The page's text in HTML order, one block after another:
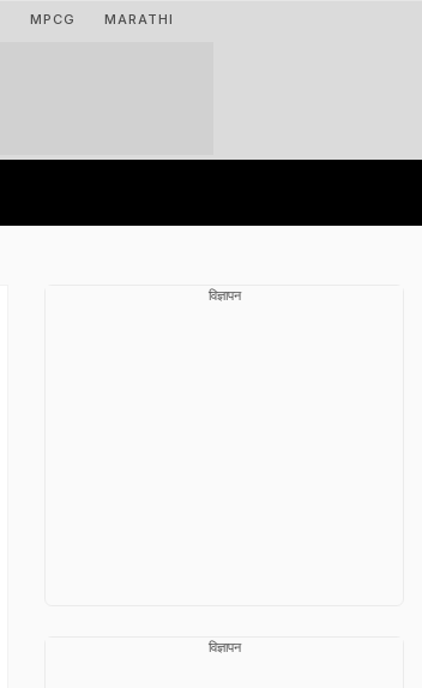
MPCG MARATHI
विज्ञापन
विज्ञापन